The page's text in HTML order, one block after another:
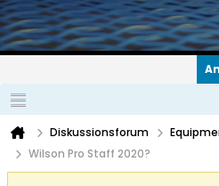
Diskussionsforum
Wilson Pro Staff 2020?